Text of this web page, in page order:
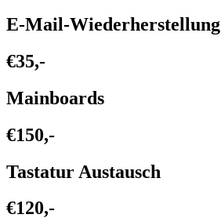
E-Mail-Wiederherstellung
€35,-
Mainboards
€150,-
Tastatur Austausch
€120,-